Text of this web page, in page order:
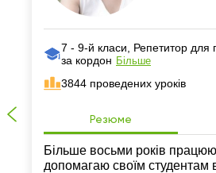
7 - 9-й класи, Репетитор для
за кордон Більше
3844 проведених уроків
Резюме
Більше восьми років
допомагаю своїм студентам